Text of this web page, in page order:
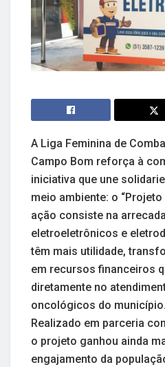
A Liga Feminina de
Campo Bom reforça à
iniciativa que une
meio ambiente: o
ação consiste na
eletroeletrônicos e
têm mais utilidade,
em recursos financeiros
diretamente no
oncológicos do município.
Realizado em parceria
o projeto ganhou ainda
engajamento da